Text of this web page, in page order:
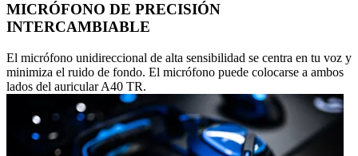
MICRÓFONO DE PRECISIÓN
INTERCAMBIABLE
El micrófono unidireccional de alta sensibilidad se centra en tu voz y
minimiza el ruido de fondo. El micrófono puede colocarse a ambos
lados del auricular A40 TR.